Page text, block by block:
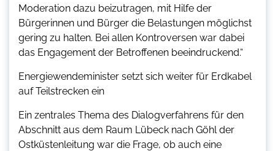
Moderation dazu beizutragen, mit Hilfe der
Bürgerinnen und Bürger die Belastungen möglichst
gering zu halten. Bei allen Kontroversen war dabei
das Engagement der Betroffenen beeindruckend.“
Energiewendeminister setzt sich weiter für Erdkabel
auf Teilstrecken ein
Ein zentrales Thema des Dialogverfahrens für den
Abschnitt aus dem Raum Lübeck nach Göhl der
Ostküstenleitung war die Frage, ob auch eine